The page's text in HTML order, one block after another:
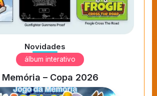
Novidades
álbum interativo
Memória – Copa 2026